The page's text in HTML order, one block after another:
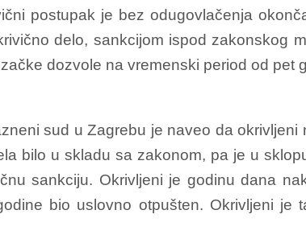
postupak je bez odugovlačenja
delo, sankcijom ispod zakonskog
dozvole na vremenski period od pet
sud u Zagrebu je naveo da
bilo u skladu sa zakonom, pa je u
sankciju. Okrivljeni je godinu dana
bio uslovno otpušten. Okrivljeni je